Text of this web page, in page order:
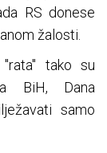
RS donese
žalosti.
tako su
BiH, Dana
samo